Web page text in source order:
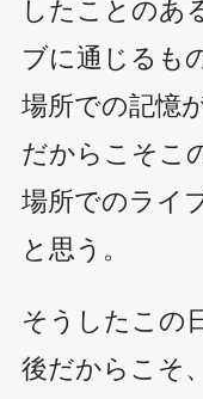
ブに通じるも
場所での記憶
だからこそこ
場所でのライ
と思う。
そうしたこの
後だからこそ、